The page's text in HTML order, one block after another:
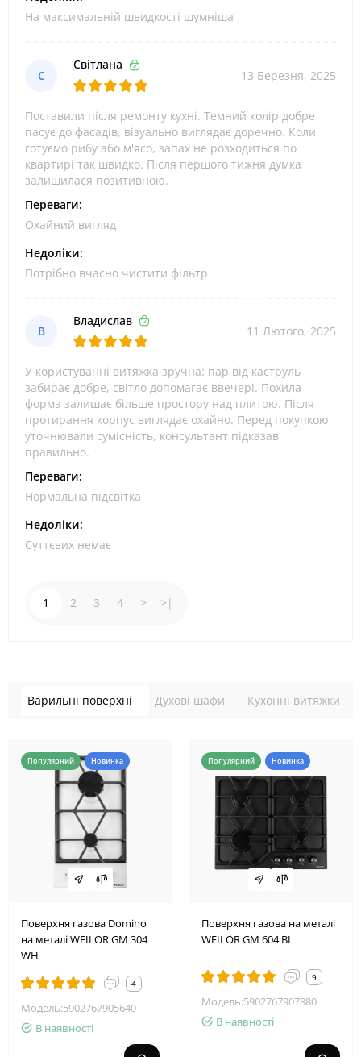
На максимальній швидкості шумніша
С
Світлана
13 Березня, 2025
Поставили після ремонту кухні. Темний колір добре
пасує до фасадів, візуально виглядає доречно. Коли
готуємо рибу або м'ясо, запах не розходиться по
квартирі так швидко. Після першого тижня думка
залишилася позитивною.
Переваги:
Охайний вигляд
Недоліки:
Потрібно вчасно чистити фільтр
В
Владислав
11 Лютого, 2025
У користуванні витяжка зручна: пар від каструль
забирає добре, світло допомагає ввечері. Похила
форма залишає більше простору над плитою. Після
протирання корпус виглядає охайно. Перед покупкою
уточнювали сумісність, консультант підказав
правильно.
Переваги:
Нормальна підсвітка
Недоліки:
Суттєвих немає
1 2 3 4 > >|
Варильні поверхні Духові шафи Кухонні витяжки
Популярний Новинка
Поверхня газова Domino
на металі WEILOR GM 304
WH
4
Модель:5902767905640
В наявності
Популярний Новинка
Поверхня газова на металі
WEILOR GM 604 BL
9
Модель:5902767907880
В наявності